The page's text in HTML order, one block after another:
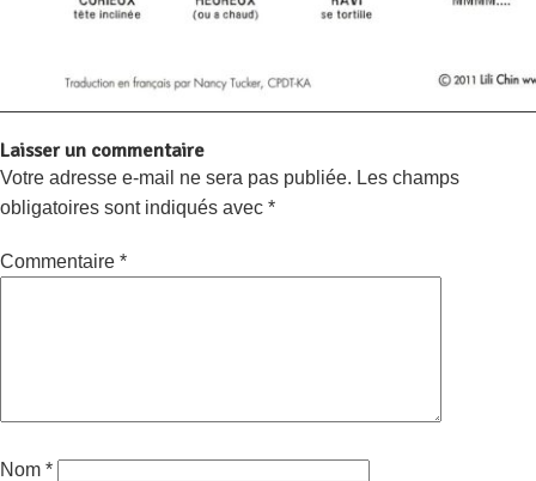
Laisser un commentaire
Votre adresse e-mail ne sera pas publiée. Les champs
obligatoires sont indiqués avec *
Commentaire *
Nom *